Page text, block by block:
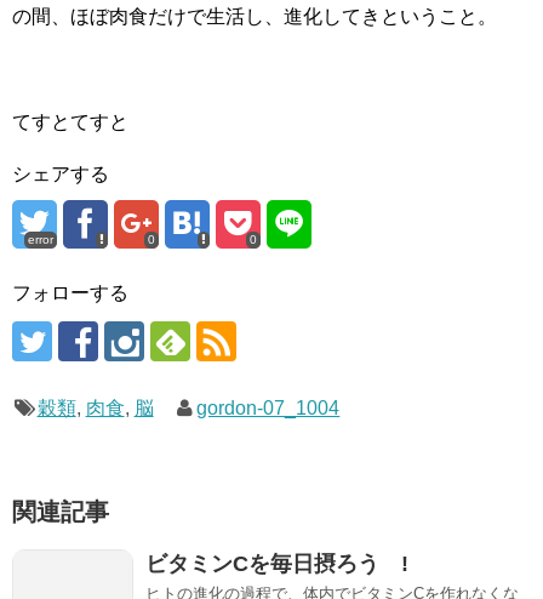
の間、ほぼ肉食だけで生活し、進化してきということ。
てすとてすと
シェアする
error 0 0
フォローする
穀類, 肉食, 脳 gordon-07_1004
関連記事
ビタミンCを毎日摂ろう !
ヒトの進化の過程で、体内でビタミンCを作れなくな